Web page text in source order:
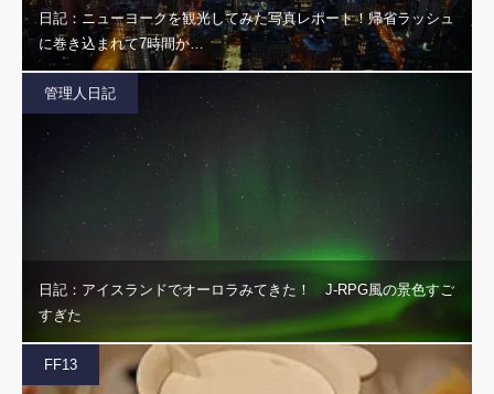
日記：ニューヨークを観光してみた写真レポート！帰省ラッシュ
に巻き込まれて7時間か…
管理人日記
日記：アイスランドでオーロラみてきた！ J-RPG風の景色すご
すぎた
FF13